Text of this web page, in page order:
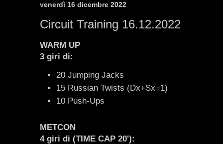
venerdì 16 dicembre 2022
Circuit Training 16.12.2022
WARM UP
3 giri di:
20 Jumping Jacks
15 Russian Twists (Dx+Sx=1)
10 Push-Ups
METCON
4 giri di (TIME CAP 20'):